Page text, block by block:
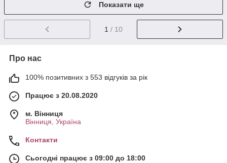
Показати ще
1 / 10
Про нас
100% позитивних з 553 відгуків за рік
Працює з 20.08.2020
м. Вінниця
Вінниця, Україна
Контакти
Сьогодні працює з 09:00 до 18:00